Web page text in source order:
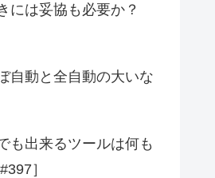
には妥協も必要か？
自動と全自動の大いな
も出来るツールは何も
］